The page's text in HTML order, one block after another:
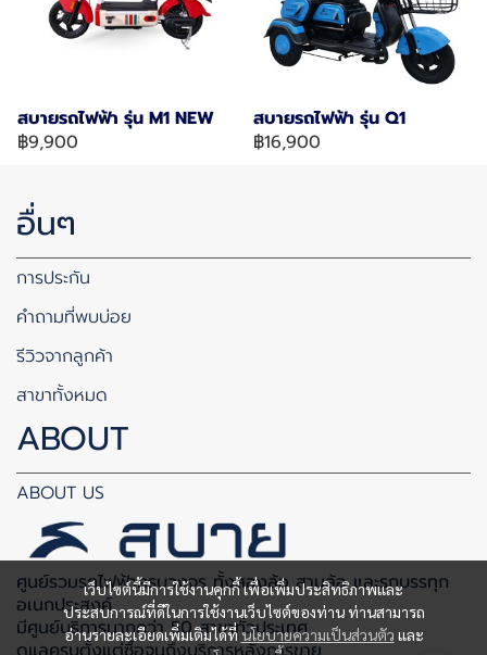
สบายรถไฟฟ้า รุ่น M1 NEW
฿9,900
สบายรถไฟฟ้า รุ่น Q1
฿16,900
เว็บไซต์นี้มีการใช้งานคุกกี้ เพื่อเพิ่มประสิทธิภาพและ
ประสบการณ์ที่ดีในการใช้งานเว็บไซต์ของท่าน ท่านสามารถ
อ่านรายละเอียดเพิ่มเติมได้ที่ นโยบายความเป็นส่วนตัว และ
อื่นๆ
การประกัน
คำถามที่พบบ่อย
รีวิวจากลูกค้า
สาขาทั้งหมด
ABOUT
ABOUT US
ศูนย์รวมรถไฟฟ้าครบวงจร ทั้งสองล้อ สามล้อ และรถบรรทุก
อเนกประสงค์
มีศูนย์บริการมากกว่า 50 สาขาทั่วประเทศ